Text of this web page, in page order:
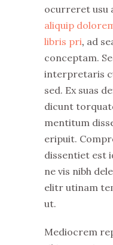
ocurreret usu
aliquip
libris pri, ad
conceptam.
interpretaris
sed. Ex suas
dicunt
mentitum
eripuit.
dissentiet est
ne vis nibh
elitr utinam
ut.
Mediocrem